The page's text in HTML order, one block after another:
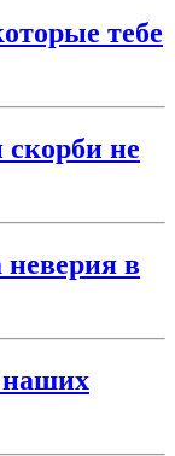
тебе
не
в
наших